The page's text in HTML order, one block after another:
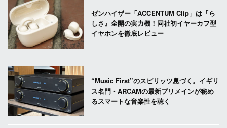
ゼンハイザー「ACCENTUM Clip」は『ら
しさ』全開の実力機！同社初イヤーカフ型
イヤホンを徹底レビュー
“Music First”のスピリッツ息づく。イギリ
ス名門・ARCAMの最新プリメインが秘め
るスマートな音楽性を聴く